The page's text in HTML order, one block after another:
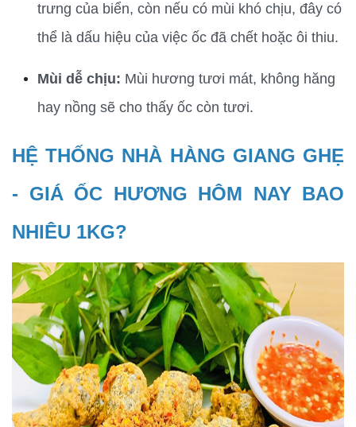
trưng của biển, còn nếu có mùi khó chịu, đây có
thể là dấu hiệu của việc ốc đã chết hoặc ôi thiu.
Mùi dễ chịu: Mùi hương tươi mát, không hăng
hay nồng sẽ cho thấy ốc còn tươi.
HỆ THỐNG NHÀ HÀNG GIANG GHẸ
- GIÁ ỐC HƯƠNG HÔM NAY BAO
NHIÊU 1KG?